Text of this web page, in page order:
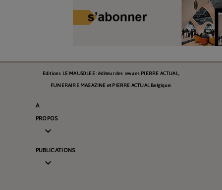
Editions LE MAUSOLEE : éditeur des revues PIERRE ACTUAL,
FUNERAIRE MAGAZINE et PIERRE ACTUAL Belgique.
A
PROPOS

PUBLICATIONS
